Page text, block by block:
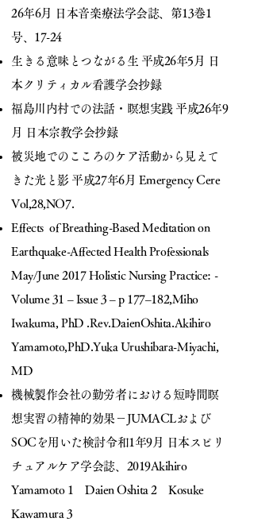
26年6月 日本音楽療法学会誌、第13巻1
号、17-24
生きる意味とつながる生 平成26年5月 日
本クリティカル看護学会抄録
福島川内村での法話・瞑想実践 平成26年9
月 日本宗教学会抄録
被災地でのこころのケア活動から見えて
きた光と影 平成27年6月 Emergency Cere
Vol,28,NO7.
Effects of Breathing-Based Meditation on
Earthquake-Affected Health Professionals
May/June 2017 Holistic Nursing Practice: -
Volume 31 – Issue 3 – p 177–182,Miho
Iwakuma, PhD .Rev.DaienOshita.Akihiro
Yamamoto,PhD.Yuka Urushibara-Miyachi,
MD
機械製作会社の勤労者における短時間瞑
想実習の精神的効果－JUMACLおよび
SOCを用いた検討令和1年9月 日本スピリ
チュアルケア学会誌、2019Akihiro
Yamamoto 1 Daien Oshita 2 Kosuke
Kawamura 3